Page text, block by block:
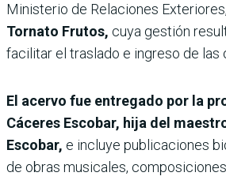
Ministerio de Relaciones Exteriores,
Tornato Frutos, cuya gestión
facilitar el traslado e ingreso de las
El acervo fue entregado por la
Cáceres Escobar, hija del
Escobar, e incluye publicaciones
de obras musicales,